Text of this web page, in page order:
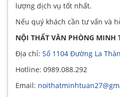
lượng dịch vụ tốt nhất.
Nếu quý khách cần tư vấn và
NỘI THẤT VĂN PHÒNG MINH
Địa chỉ: Số 1104 Đường La
Hotline: 0989.088.292
Email: